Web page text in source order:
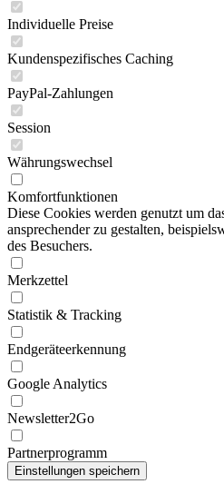
Individuelle Preise
Kundenspezifisches Caching
PayPal-Zahlungen
Session
Währungswechsel
Komfortfunktionen
Diese Cookies werden genutzt um
ansprechender zu gestalten,
des Besuchers.
Merkzettel
Statistik & Tracking
Endgeräteerkennung
Google Analytics
Newsletter2Go
Partnerprogramm